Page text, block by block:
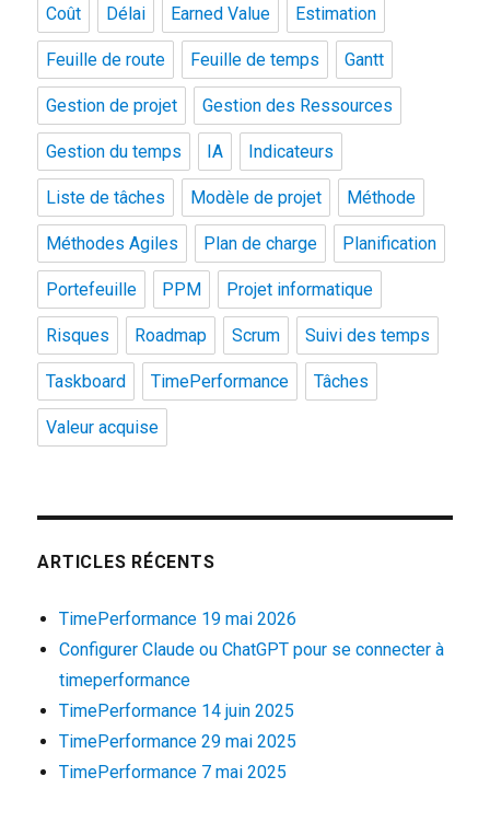
Coût Délai Earned Value Estimation
Feuille de route Feuille de temps Gantt
Gestion de projet Gestion des Ressources
Gestion du temps IA Indicateurs
Liste de tâches Modèle de projet Méthode
Méthodes Agiles Plan de charge Planification
Portefeuille PPM Projet informatique
Risques Roadmap Scrum Suivi des temps
Taskboard TimePerformance Tâches
Valeur acquise
ARTICLES RÉCENTS
TimePerformance 19 mai 2026
Configurer Claude ou ChatGPT pour se connecter à
timeperformance
TimePerformance 14 juin 2025
TimePerformance 29 mai 2025
TimePerformance 7 mai 2025